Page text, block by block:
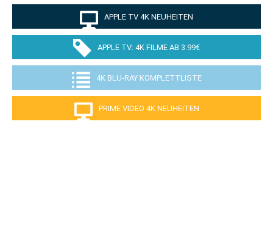
APPLE TV 4K NEUHEITEN
APPLE TV: 4K FILME AB 3.99€
4K BLU-RAY KOMPLETTLISTE
PRIME VIDEO 4K NEUHEITEN